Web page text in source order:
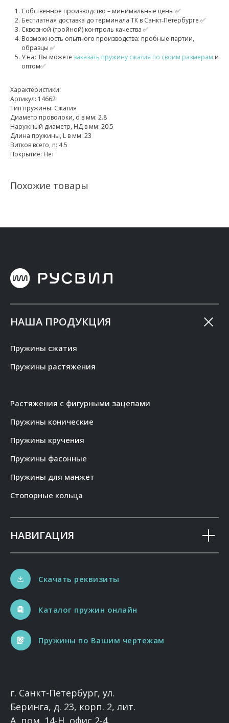
Собственное производство – минимальные цены ✅
Бесплатная доставка до терминала ТК в Санкт‑Петербурге ✅
Сквозной (тройной) контроль качества ✅
Возможность опытного производства: пробные партии,
образцы ✅
У нас Вы можете заказать пружину сжатия по своим размерам и
оптом✅
Характеристики:
Артикул: 14662
Тип пружины: Сжатия
Диаметр проволоки, d в мм: 2.8
Наружный диаметр, НД в мм: 20.5
Длина пружины, L в мм: 23
Витков всего, n: 4.5
Покрытие: Нет
Похожие товары
НАША ПРОДУКЦИЯ
Пружины сжатия
Пружины растяжения
Растяжения с фигурными зацепами
Пружины конические
Пружины кручения
Пружины фасонные
Пружины для манжет
Стопорные кольца
НАВИГАЦИЯ
Каталог пружин онлайн
Пружины по Вашим чертежам
Скачать реквизиты
г. Санкт-Петербург, ул.
Беринга, д. 23, корп. 2, лит.
А, пом. 14-Н, офис 2-4